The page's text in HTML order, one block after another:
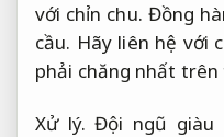
với chỉn chu. Đồng
cầu. Hãy liên hệ với
phải chăng nhất trên
Xử lý. Đội ngũ giàu